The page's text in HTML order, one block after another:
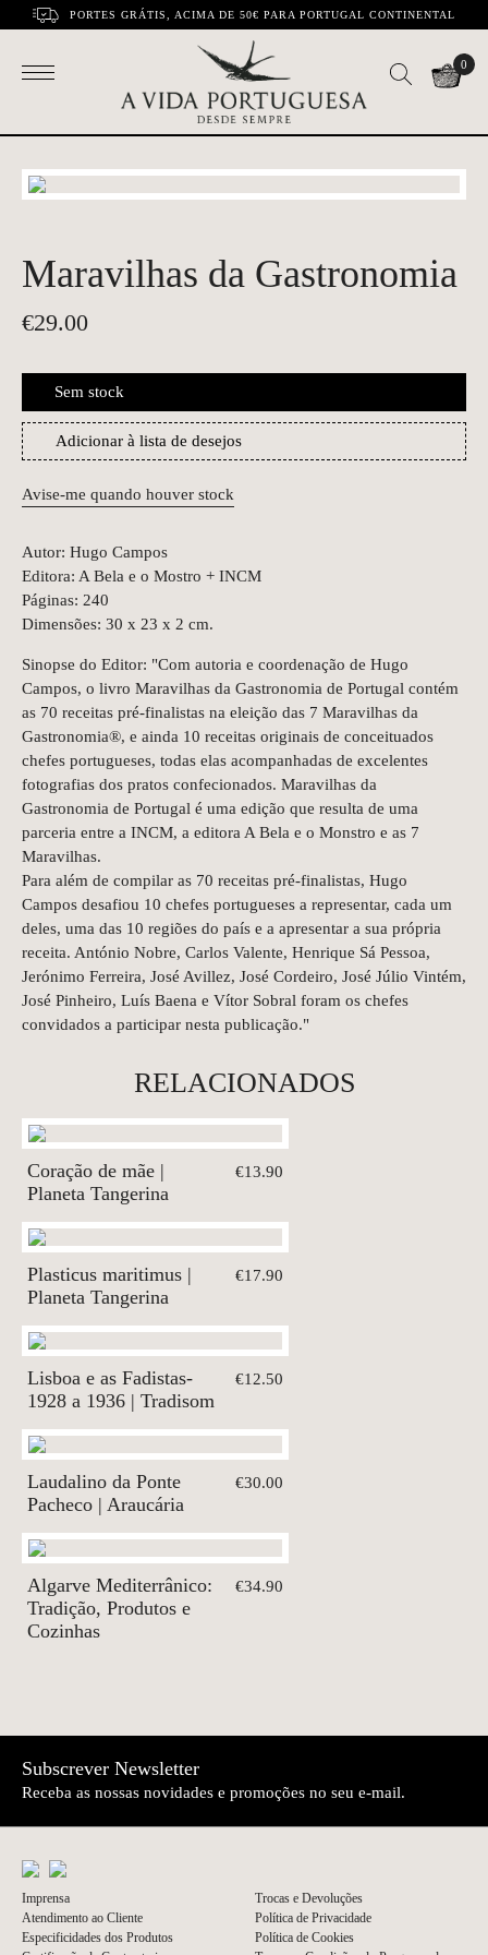
PORTES GRÁTIS, ACIMA DE 50€ PARA PORTUGAL CONTINENTAL
0
Maravilhas da Gastronomia
€29.00
Sem stock
Adicionar à lista de desejos
Avise-me quando houver stock
Autor: Hugo Campos
Editora: A Bela e o Mostro + INCM
Páginas: 240
Dimensões: 30 x 23 x 2 cm.
Sinopse do Editor: "Com autoria e coordenação de Hugo
Campos, o livro Maravilhas da Gastronomia de Portugal contém
as 70 receitas pré-finalistas na eleição das 7 Maravilhas da
Gastronomia®, e ainda 10 receitas originais de conceituados
chefes portugueses, todas elas acompanhadas de excelentes
fotografias dos pratos confecionados. Maravilhas da
Gastronomia de Portugal é uma edição que resulta de uma
parceria entre a INCM, a editora A Bela e o Monstro e as 7
Maravilhas.
Para além de compilar as 70 receitas pré-finalistas, Hugo
Campos desafiou 10 chefes portugueses a representar, cada um
deles, uma das 10 regiões do país e a apresentar a sua própria
receita. António Nobre, Carlos Valente, Henrique Sá Pessoa,
Jerónimo Ferreira, José Avillez, José Cordeiro, José Júlio Vintém,
José Pinheiro, Luís Baena e Vítor Sobral foram os chefes
convidados a participar nesta publicação."
RELACIONADOS
Coração de mãe |
Planeta Tangerina
€13.90
Plasticus maritimus |
Planeta Tangerina
€17.90
Lisboa e as Fadistas-
1928 a 1936 | Tradisom
€12.50
Laudalino da Ponte
Pacheco | Araucária
€30.00
Algarve Mediterrânico:
Tradição, Produtos e
Cozinhas
€34.90
Subscrever Newsletter
Receba as nossas novidades e promoções no seu e-mail.
Imprensa
Atendimento ao Cliente
Especificidades dos Produtos
Trocas e Devoluções
Política de Privacidade
Política de Cookies